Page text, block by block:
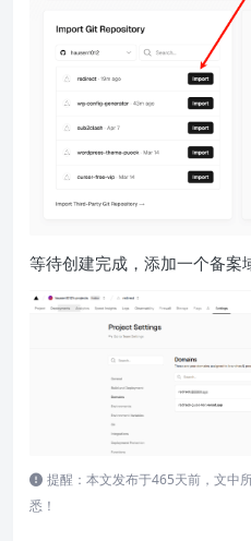
等待创建完成，添加一个备案
提醒：本文发布于465天前，文中
悉！